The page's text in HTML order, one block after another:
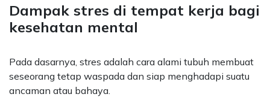
Dampak stres di tempat kerja bagi
kesehatan mental
Pada dasarnya, stres adalah cara alami tubuh membuat
seseorang tetap waspada dan siap menghadapi suatu
ancaman atau bahaya.